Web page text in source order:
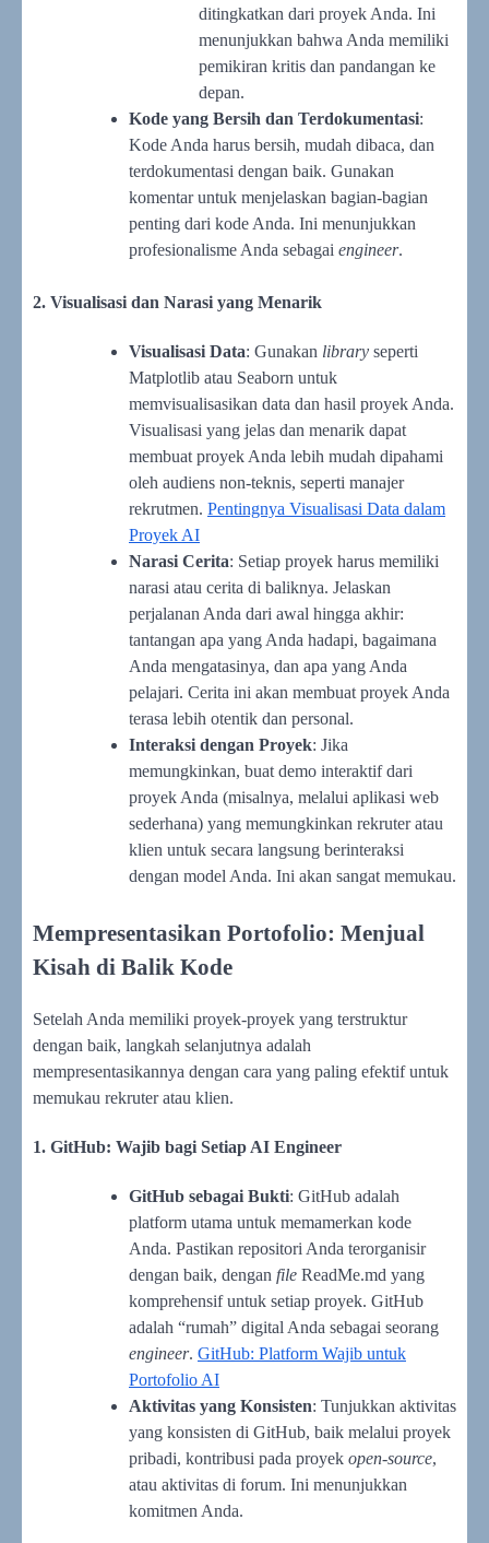
ditingkatkan dari proyek Anda. Ini
menunjukkan bahwa Anda memiliki
pemikiran kritis dan pandangan ke
depan.
Kode yang Bersih dan Terdokumentasi:
Kode Anda harus bersih, mudah dibaca, dan
terdokumentasi dengan baik. Gunakan
komentar untuk menjelaskan bagian-bagian
penting dari kode Anda. Ini menunjukkan
profesionalisme Anda sebagai engineer.
2. Visualisasi dan Narasi yang Menarik
Visualisasi Data: Gunakan library seperti
Matplotlib atau Seaborn untuk
memvisualisasikan data dan hasil proyek Anda.
Visualisasi yang jelas dan menarik dapat
membuat proyek Anda lebih mudah dipahami
oleh audiens non-teknis, seperti manajer
rekrutmen. Pentingnya Visualisasi Data dalam
Proyek AI
Narasi Cerita: Setiap proyek harus memiliki
narasi atau cerita di baliknya. Jelaskan
perjalanan Anda dari awal hingga akhir:
tantangan apa yang Anda hadapi, bagaimana
Anda mengatasinya, dan apa yang Anda
pelajari. Cerita ini akan membuat proyek Anda
terasa lebih otentik dan personal.
Interaksi dengan Proyek: Jika
memungkinkan, buat demo interaktif dari
proyek Anda (misalnya, melalui aplikasi web
sederhana) yang memungkinkan rekruter atau
klien untuk secara langsung berinteraksi
dengan model Anda. Ini akan sangat memukau.
Mempresentasikan Portofolio: Menjual
Kisah di Balik Kode
Setelah Anda memiliki proyek-proyek yang terstruktur
dengan baik, langkah selanjutnya adalah
mempresentasikannya dengan cara yang paling efektif untuk
memukau rekruter atau klien.
1. GitHub: Wajib bagi Setiap AI Engineer
GitHub sebagai Bukti: GitHub adalah
platform utama untuk memamerkan kode
Anda. Pastikan repositori Anda terorganisir
dengan baik, dengan file ReadMe.md yang
komprehensif untuk setiap proyek. GitHub
adalah “rumah” digital Anda sebagai seorang
engineer. GitHub: Platform Wajib untuk
Portofolio AI
Aktivitas yang Konsisten: Tunjukkan aktivitas
yang konsisten di GitHub, baik melalui proyek
pribadi, kontribusi pada proyek open-source,
atau aktivitas di forum. Ini menunjukkan
komitmen Anda.